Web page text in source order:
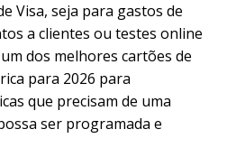
Visa, seja para gastos de
a clientes ou testes online
dos melhores cartões de
para 2026 para
que precisam de uma
ser programada e